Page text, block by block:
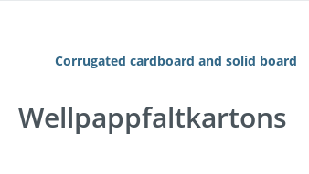
Corrugated cardboard and solid board
Wellpappfaltkartons